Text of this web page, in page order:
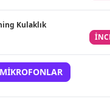
Gaming Kulaklık